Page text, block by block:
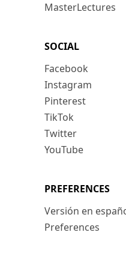
MasterLectures
SOCIAL
Facebook
Instagram
Pinterest
TikTok
Twitter
YouTube
PREFERENCES
Versión en
Preferences